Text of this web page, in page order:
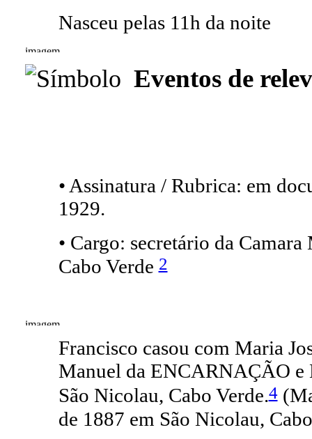
Nasceu pelas 11h da noite
Eventos de
• Assinatura / Rubrica: em
1929.
• Cargo: secretário da
Cabo Verde2
Francisco casou com Maria
Manuel da ENCARNAÇÃO e
São Nicolau, Cabo Verde.4
de 1887 em São Nicolau,